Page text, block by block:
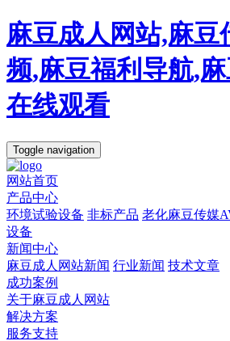
麻豆成人网站,麻豆
频,麻豆福利导航,
在线观看
Toggle navigation
网站首页
产品中心
环境试验设备 非标产品 老化麻豆传媒
设备
新闻中心
麻豆成人网站新闻 行业新闻 技术文章
成功案例
关于麻豆成人网站
解决方案
服务支持